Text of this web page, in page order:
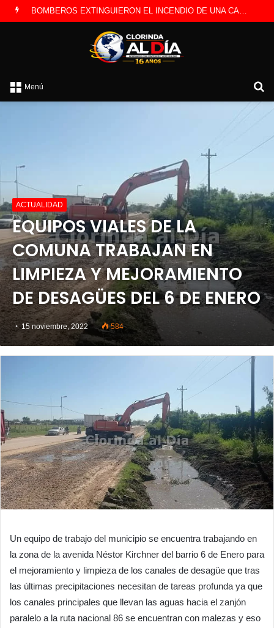
Menú
ACTUALIDAD
EQUIPOS VIALES DE LA
COMUNA TRABAJAN EN
LIMPIEZA Y MEJORAMIENTO
DE DESAGÜES DEL 6 DE ENERO
15 noviembre, 2022 584
Un equipo de trabajo del municipio se encuentra trabajando en
la zona de la avenida Néstor Kirchner del barrio 6 de Enero para
el mejoramiento y limpieza de los canales de desagüe que tras
las últimas precipitaciones necesitan de tareas profunda ya que
los canales principales que llevan las aguas hacia el zanjón
paralelo a la ruta nacional 86 se encuentran con malezas y eso